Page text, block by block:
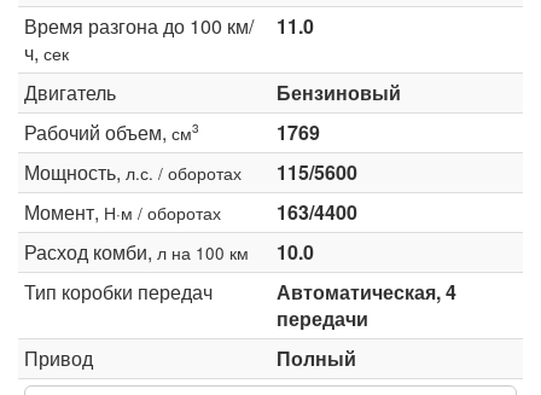
Время разгона до 100 км/
ч, сек
11.0
Двигатель
Бензиновый
Рабочий объем, см3
1769
Мощность, л.с. / оборотах
115/5600
Момент, Н·м / оборотах
163/4400
Расход комби, л на 100 км
10.0
Тип коробки передач
Автоматическая, 4
передачи
Привод
Полный